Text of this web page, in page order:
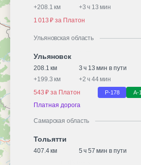
+208.1 км +3 ч 13 мин
1 013 ₽ за Платон
Ульяновская область
Ульяновск
208.1 км
3 ч 13 мин в пути
+199.3 км +2 ч 44 мин
543 ₽ за Платон
Р-178 А-
Платная дорога
Самарская область
Тольятти
407.4 км 5 ч 57 мин в пути